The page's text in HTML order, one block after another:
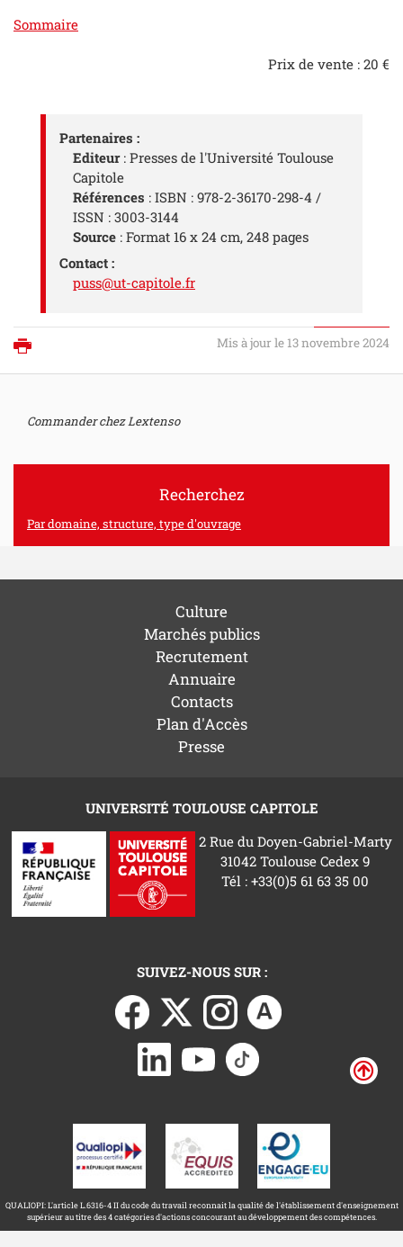
Sommaire
Prix de vente : 20 €
Partenaires :
Editeur: Presses de l'Université Toulouse
Capitole
Références : ISBN : 978-2-36170-298-4 /
ISSN : 3003-3144
Source : Format 16 x 24 cm, 248 pages
Contact :
puss@ut-capitole.fr
Mis à jour le 13 novembre 2024
Commander chez Lextenso
Recherchez
Par domaine, structure, type d'ouvrage
Culture
Marchés publics
Recrutement
Annuaire
Contacts
Plan d'Accès
Presse
UNIVERSITÉ TOULOUSE CAPITOLE
2 Rue du Doyen-Gabriel-Marty
31042 Toulouse Cedex 9
Tél : +33(0)5 61 63 35 00
SUIVEZ-NOUS SUR :
QUALIOPI: L'article L.6316-4 II du code du travail reconnait la qualité de l'établissement d'enseignement
supérieur au titre des 4 catégories d'actions concourant au développement des compétences.